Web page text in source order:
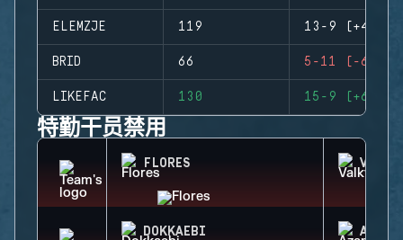
ELEMZJE 119 13-9 (+4)
BRID 66 5-11 (-6)
LIKEFAC 130 15-9 (+6)
特勤干员禁用
FLORES
DOKKAEBI AZAMI